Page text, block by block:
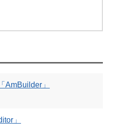
AmBuilder」
」